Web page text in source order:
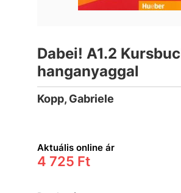
Dabei! A1.2
hanganyaggal
Kopp, Gabriele
Aktuális online ár
4 725 Ft